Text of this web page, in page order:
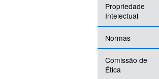
Propriedade
Intelectual
Normas
Comissão de
Ética